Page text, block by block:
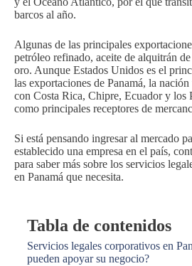
barcos al año.
Algunas de las principales
petróleo refinado, aceite de alquitrán
oro. Aunque Estados Unidos es el
las exportaciones de Panamá, la
con Costa Rica, Chipre, Ecuador y los
como principales receptores de
Si está pensando ingresar al mercado
establecido una empresa en el país,
para saber más sobre los servicios
en Panamá que necesita.
Tabla de contenidos
Servicios legales corporativos en
pueden apoyar su negocio?